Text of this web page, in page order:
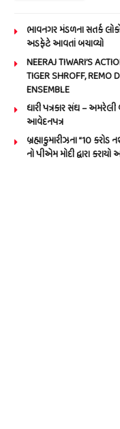
ભાવનગર મંડળના સતર્ક
અડફેટે આવતાં બચાવ્યો
NEERAJ TIWARI’S
TIGER SHROFF, REMO
ENSEMBLE
ધારી પત્રકાર સંઘ – અમરેલી
આવેદનપત્ર
બ્રહ્માકુમારીઝના “10 કરોડ
નો પીએમ મોદી દ્વારા